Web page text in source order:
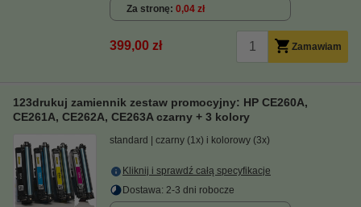
Za stronę 0,04 zł
399,00 zł Zamawiam
123drukuj zamiennik zestaw promocyjny: HP CE260A,
CE261A, CE262A, CE263A czarny + 3 kolory
standard czarny (1x) i kolorowy (3x)
Kliknij i sprawdź całą specyfikacje
Dostawa: 2-3 dni robocze